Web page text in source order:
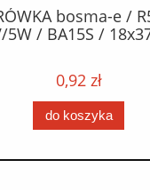
bosma-e /
5W / BA15S /
0,92 zł
do koszyka